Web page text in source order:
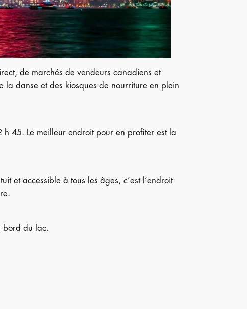
de marchés de vendeurs canadiens et
la danse et des kiosques de nourriture en plein
45. Le meilleur endroit pour en profiter est la
et accessible à tous les âges, c’est l’endroit
bord du lac.